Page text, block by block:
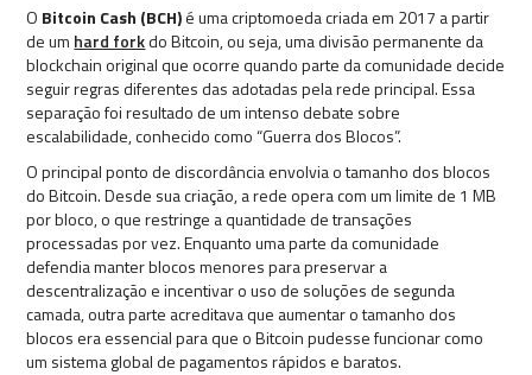
O Bitcoin Cash (BCH)é uma criptomoeda criada em 2017 a partir
de um hard forkdo Bitcoin, ou seja, uma divisão permanente da
blockchain original que ocorre quando parte da comunidade decide
seguir regras diferentes das adotadas pela rede principal. Essa
separação foi resultado de um intenso debate sobre
escalabilidade, conhecido como “Guerra dos Blocos”.
O principal ponto de discordância envolvia o tamanho dos blocos
do Bitcoin. Desde sua criação, a rede opera com um limite de 1 MB
por bloco, o que restringe a quantidade de transações
processadas por vez. Enquanto uma parte da comunidade
defendia manter blocos menores para preservar a
descentralização e incentivar o uso de soluções de segunda
camada, outra parte acreditava que aumentar o tamanho dos
blocos era essencial para que o Bitcoin pudesse funcionar como
um sistema global de pagamentos rápidos e baratos.